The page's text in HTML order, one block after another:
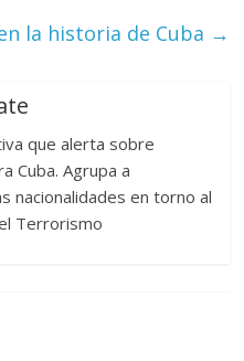
la historia de Cuba →
que alerta sobre
Cuba. Agrupa a
nacionalidades en torno al
Terrorismo